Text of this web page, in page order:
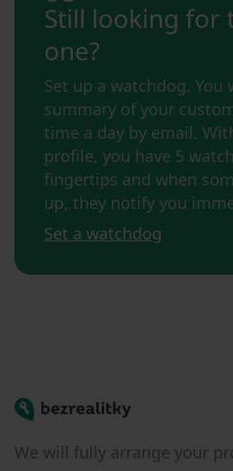
Still looking for
one?
Set up a watchdog. You
summary of your
time a day by email.
profile, you have 5
fingertips and when
up, they notify you
Set a watchdog
Bezrealitky
We will fully arrange your